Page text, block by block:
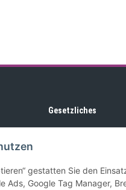
gestatten Sie den
Ads, Google Tag Manager,
für
Gesetzliches